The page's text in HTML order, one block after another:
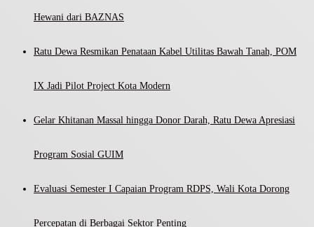
Hewani dari BAZNAS
Ratu Dewa Resmikan Penataan Kabel Utilitas Bawah Tanah, POM
IX Jadi Pilot Project Kota Modern
Gelar Khitanan Massal hingga Donor Darah, Ratu Dewa Apresiasi
Program Sosial GUIM
Evaluasi Semester I Capaian Program RDPS, Wali Kota Dorong
Percepatan di Berbagai Sektor Penting